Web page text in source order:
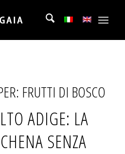
FRUTTI DI BOSCO
ADIGE: LA
SENZA